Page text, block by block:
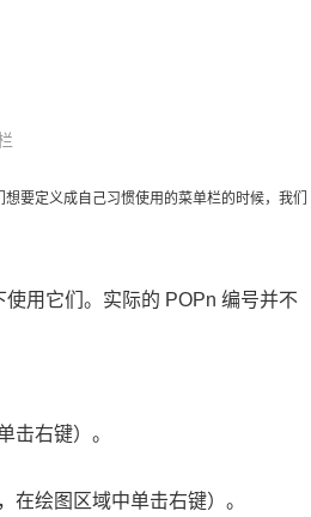
想要定义成自己习惯使用的菜单栏的时候，我们
使用它们。实际的 POPn编号并不
击右键）。
在绘图区域中单击右键）。